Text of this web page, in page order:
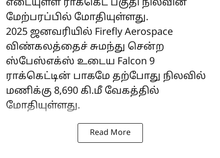
எடையுள்ள ராக்கெட் பகுதி நிலவின்
மேற்பரப்பில் மோதியுள்ளது.
2025 ஜனவரியில் Firefly Aerospace
விண்கலத்தைச் சுமந்து சென்ற
ஸ்பேஸ்எக்ஸ் உடைய Falcon 9
ராக்கெட்டின் பாகமே தற்போது நிலவில்
மணிக்கு 8,690 கி.மீ வேகத்தில்
மோதியுள்ளது.
Read More